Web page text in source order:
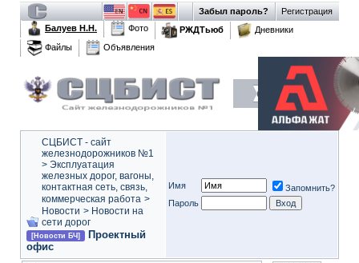
Регистрация
Забыл пароль?
Балуев Н.Н.
Фото РЖДТьюб
Дневники
Файлы
Объявления
СЦБИСТ - сайт
железнодорожников №1
> Эксплуатация
железных дорог, вагоны,
контактная сеть, связь,
коммерческая работа >
Новости > Новости на
сети дорог
[Новости БЧ]
Проектный
офис
Имя
Запомнить?
Пароль